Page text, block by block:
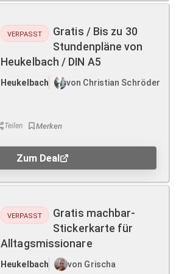
VERPASST
Gratis / Bis zu 30
Stundenpläne von
Heukelbach / DIN A5
Heukelbach von Christian Schröder
Teilen
Zum Deal
VERPASST
Gratis machbar-
Stickerkarte für
Alltagsmissionare
Heukelbach von Grischa